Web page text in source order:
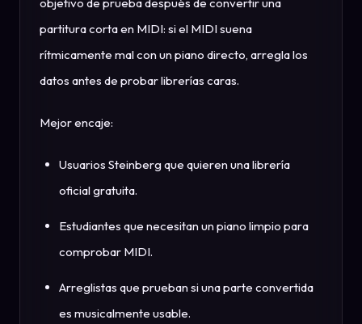
partitura corta en MIDI: si el MIDI suena
rítmicamente mal con un piano directo, arregla los
datos antes de probar librerías caras.
Mejor encaje:
Usuarios Steinberg que quieren una librería
oficial gratuita.
Estudiantes que necesitan un piano limpio para
comprobar MIDI.
Arreglistas que prueban si una parte convertida
es musicalmente usable.